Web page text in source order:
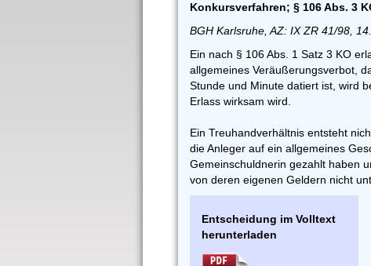
Konkursverfahren; § 106 Abs. 3
BGH Karlsruhe, AZ: IX ZR 41/98,
Ein nach § 106 Abs. 1 Satz 3 KO
allgemeines Veräußerungsverbot,
Stunde und Minute datiert ist, wird
Erlass wirksam wird.
Ein Treuhandverhältnis entsteht
die Anleger auf ein allgemeines
Gemeinschuldnerin gezahlt haben
von deren eigenen Geldern nicht
Entscheidung im Volltext
herunterladen